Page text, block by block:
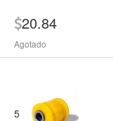
20.84
Agotado
5